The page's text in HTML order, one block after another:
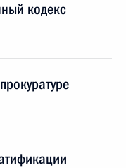
кодекс